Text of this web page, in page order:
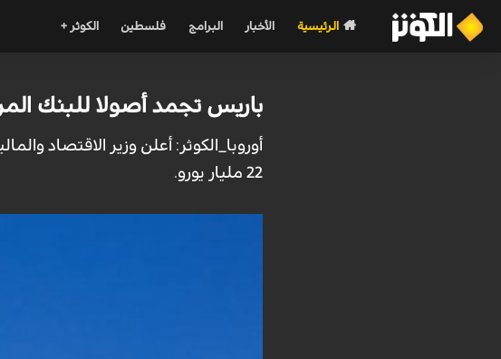
الرئيسية الأخبار البرامج فلسطين الكوثر +
باريس تجمد أصولا للبنك المركزي
أوروبا_الكوثر: أعلن وزير الاقتصاد
22 مليار يورو.